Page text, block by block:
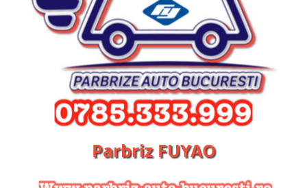
Parbriz FUYAO